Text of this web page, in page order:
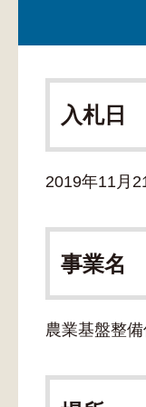
入札日
2019年11月
事業名
農業基盤整